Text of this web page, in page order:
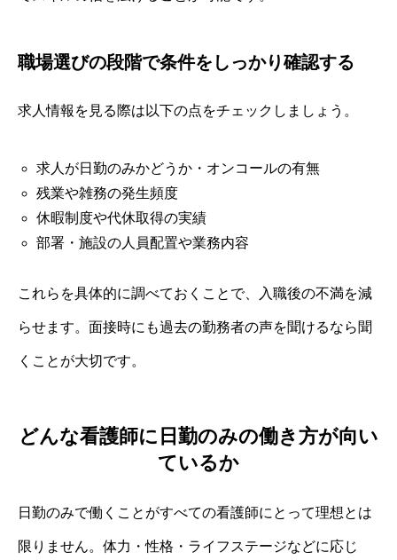
職場選びの段階で条件をしっかり確認する
求人情報を見る際は以下の点をチェックしましょう。
求人が日勤のみかどうか・オンコールの有無
残業や雑務の発生頻度
休暇制度や代休取得の実績
部署・施設の人員配置や業務内容
これらを具体的に調べておくことで、入職後の不満を減
らせます。面接時にも過去の勤務者の声を聞けるなら聞
くことが大切です。
どんな看護師に日勤のみの働き方が向い
ているか
日勤のみで働くことがすべての看護師にとって理想とは
限りません。体力・性格・ライフステージなどに応じ